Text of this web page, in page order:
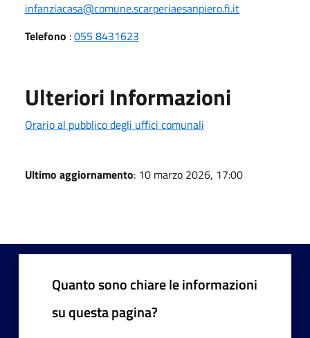
infanziacasa@comune.scarperiaesanpiero.fi.it
Telefono :055 8431623
Ulteriori Informazioni
Orario al pubblico degli uffici comunali
Ultimo aggiornamento: 10 marzo 2026, 17:00
Quanto sono chiare le informazioni
su questa pagina?